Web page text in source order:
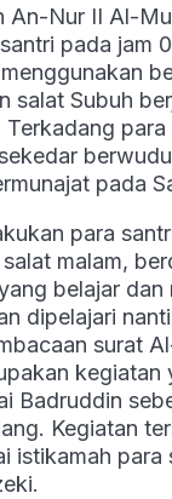
An-Nur II Al-
pada jam
salat Subuh
para
pada
para
malam,
belajar dan
dipelajari
surat
kegiatan
Badruddin
Kegiatan
istikamah para